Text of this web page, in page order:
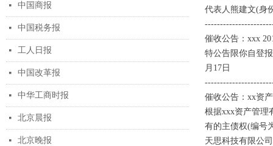
代表人熊建文(身
催收公告：xxx
特公告限你自登
月17日
催收公告：xx资
根据xxx资产管理
有的主债权(编号
天思科技有限公
넷 中国商报
넷 中国税务报
넷 工人日报
넷 中国改革报
넷 中华工商时报
넷 北京晨报
넷 北京晚报